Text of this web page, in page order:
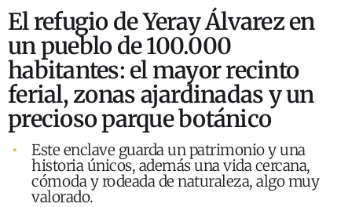
El refugio de Yeray Álvarez en
un pueblo de 100.000
habitantes: el mayor recinto
ferial, zonas ajardinadas y un
precioso parque botánico
Este enclave guarda un patrimonio y una
historia únicos, además una vida cercana,
cómoda y rodeada de naturaleza, algo muy
valorado.